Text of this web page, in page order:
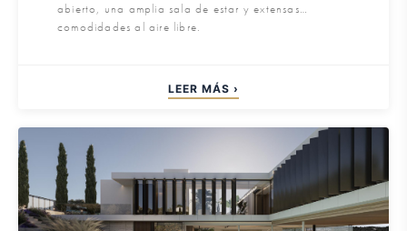
abierto, una amplia sala de estar y extensas
comodidades al aire libre.
LEER MÁS ›